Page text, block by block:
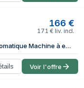
166 €
171 € liv. incl.
Cecotec FreeStyle Latte T Entièrement automatique Machine à expresso 1,6 L
Voir l'offre